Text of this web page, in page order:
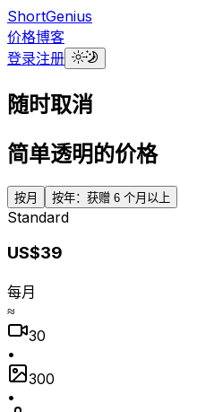
ShortGenius
价格博客
登录注册
随时取消
简单透明的价格
按月 按年：获赠 6 个月以上
Standard
US$39
每月
≈
30
•
300
•